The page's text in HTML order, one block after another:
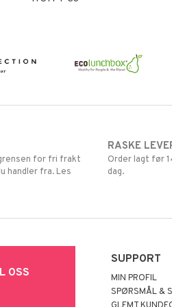
for fri frakt
handler fra. Les
RASKE
Order lagt før
dag.
OSS
SUPPORT
MIN PROFIL
SPØRSMÅL &